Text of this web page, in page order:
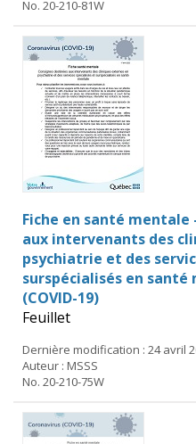
No. 20-210-81W
Fiche en santé mentale
aux intervenants des
psychiatrie et des
surspécialisés en
(COVID-19)
Feuillet
Dernière modification : 24 avril
Auteur : MSSS
No. 20-210-75W